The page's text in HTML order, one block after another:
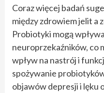
Coraz więcej badań
między zdrowiem jelit a
Probiotyki mogą
neuroprzekaźników, co
wpływ na nastrój i
spożywanie
objawów depresji i lęku